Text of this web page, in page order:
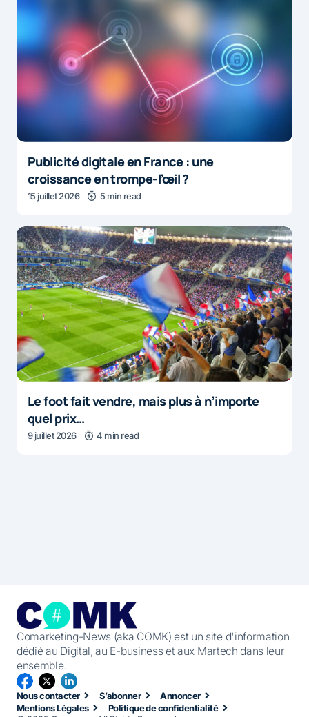
Publicité digitale en France : une
croissance en trompe-l’œil ?
15 juillet 2026 5 min read
Le foot fait vendre, mais plus à n’importe
quel prix…
9 juillet 2026 4 min read
Comarketing-News (aka COMK) est un site d'information
dédié au Digital, au E-business et aux Martech dans leur
ensemble.
Nous contacter S’abonner
Annoncer
Mentions Légales
Politique de confidentialité